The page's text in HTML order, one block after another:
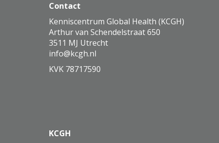
Contact
Kenniscentrum Global Health (KCGH)
Arthur van Schendelstraat 650
3511 MJ Utrecht
ofni@kcgh.nl
KVK 78717590
KCGH